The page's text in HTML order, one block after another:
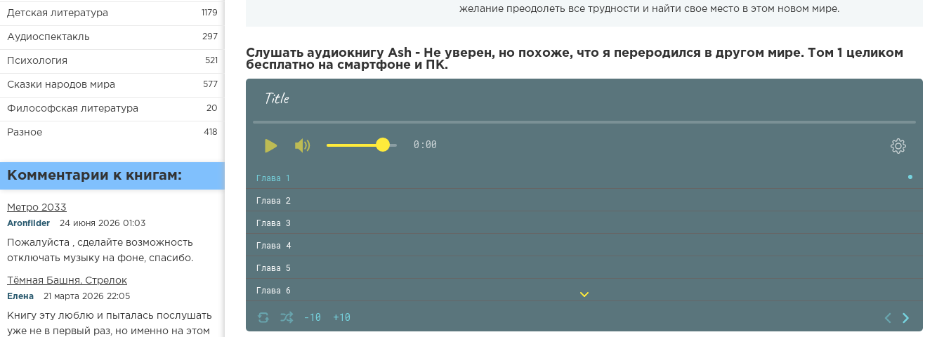
Детская литература 1179
Аудиоспектакль 297
Психология 521
Сказки народов мира 577
Философская литература 20
Разное 418
Комментарии к книгам:
Метро 2033
Aronfilder 24 июня 2026 01:03
Пожалуйста , сделайте возможность
отключать музыку на фоне, спасибо.
​​Тёмная Башня. Стрелок
Елена 21 марта 2026 22:05
Книгу эту люблю и пыталась послушать
уже не в первый раз, но именно на этом
желание преодолеть все трудности и найти свое место в этом новом мире.
Слушать аудиокнигу Ash - Не уверен, но похоже, что я переродился в другом мире. Том 1 целиком
бесплатно на смартфоне и ПК.
Title
0:00
-10 +10
Глава 1
Глава 2
Глава 3
Глава 4
Глава 5
Глава 6
Глава 7